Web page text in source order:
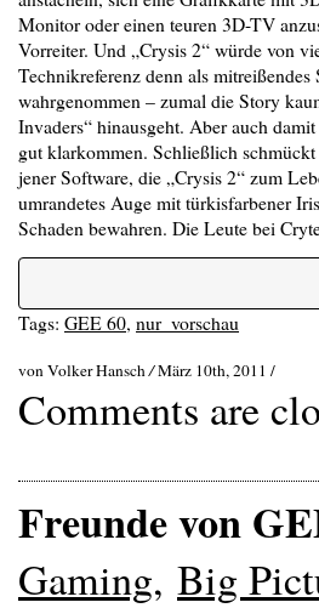
Monitor oder einen teuren 3D-TV
Vorreiter. Und „Crysis 2“ würde von
Technikreferenz denn als
wahrgenommen – zumal die Story
Invaders“ hinausgeht. Aber auch
gut klarkommen. Schließlich
jener Software, die „Crysis 2“ zum
umrandetes Auge mit türkisfarbener
Schaden bewahren. Die Leute bei
Tags: GEE 60, nur_vorschau
von Volker Hansch/März 10th, 2011 /
Comments are
Freunde von
Gaming, Big